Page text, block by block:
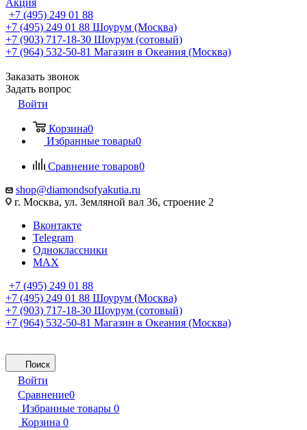
Акция
+7 (495) 249 01 88
+7 (495) 249 01 88 Шоурум (Москва)
+7 (903) 717-18-30 Шоурум (сотовый)
+7 (964) 532-50-81 Магазин в Океания (Москва)
Заказать звонок
Задать вопрос
Войти
Корзина0
Избранные товары0
Сравнение товаров0
shop@diamondsofyakutia.ru
г. Москва, ул. Земляной вал 36, строение 2
Вконтакте
Telegram
Одноклассники
MAX
+7 (495) 249 01 88
+7 (495) 249 01 88 Шоурум (Москва)
+7 (903) 717-18-30 Шоурум (сотовый)
+7 (964) 532-50-81 Магазин в Океания (Москва)
Поиск
Войти
Сравнение0
Избранные товары 0
Корзина 0